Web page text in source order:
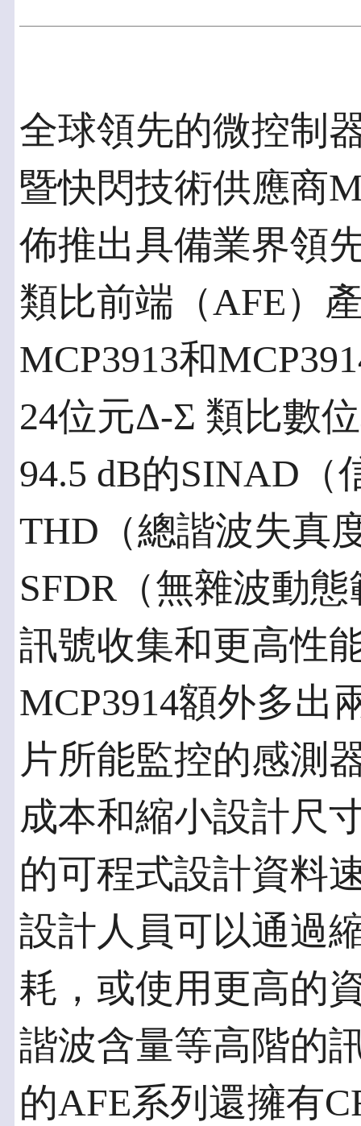
全球領先的微控制
暨快閃技術供應商
佈推出具備業界領
類比前端（AFE）
MCP3913和
24位元Δ-Σ 類比數
94.5 dB的SINAD（
THD（總諧波失真
SFDR（無雜波動
訊號收集和更高性
MCP3914額外多出
片所能監控的感測
成本和縮小設計尺
的可程式設計資料
設計人員可以通過
耗，或使用更高的
諧波含量等高階的
的AFE系列還擁有